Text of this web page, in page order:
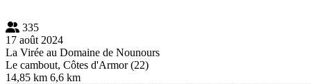
335
17 août 2024
La Virée au Domaine de Nounours
Le cambout, Côtes d'Armor (22)
14,85 km 6,6 km